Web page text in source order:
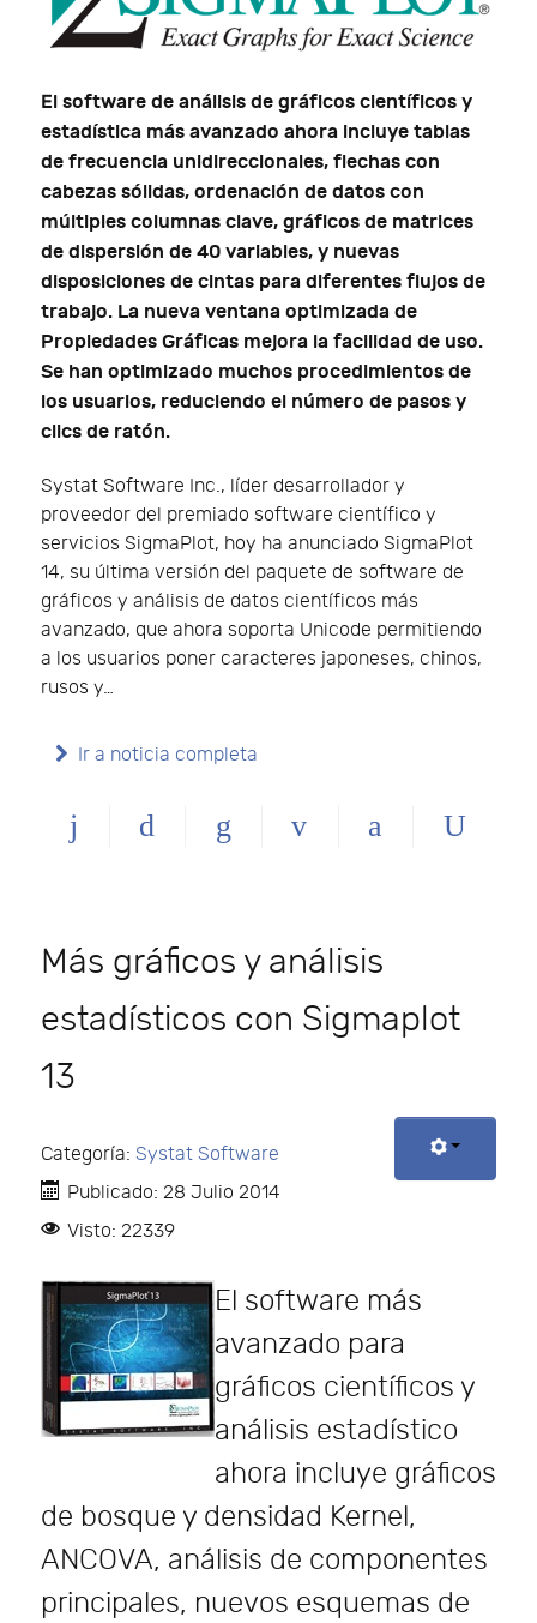
El software de análisis de gráficos científicos y
estadística más avanzado ahora incluye tablas
de frecuencia unidireccionales, flechas con
cabezas sólidas, ordenación de datos con
múltiples columnas clave, gráficos de matrices
de dispersión de 40 variables, y nuevas
disposiciones de cintas para diferentes flujos de
trabajo. La nueva ventana optimizada de
Propiedades Gráficas mejora la facilidad de uso.
Se han optimizado muchos procedimientos de
los usuarios, reduciendo el número de pasos y
clics de ratón.
Systat Software Inc., líder desarrollador y
proveedor del premiado software científico y
servicios SigmaPlot, hoy ha anunciado SigmaPlot
14, su última versión del paquete de software de
gráficos y análisis de datos científicos más
avanzado, que ahora soporta Unicode permitiendo
a los usuarios poner caracteres japoneses, chinos,
rusos y…
Ir a noticia completa
Más gráficos y análisis
estadísticos con Sigmaplot
13
Categoría: Systat Software
Publicado: 28 Julio 2014
Visto: 22339
El software más
avanzado para
gráficos científicos y
análisis estadístico
ahora incluye gráficos
de bosque y densidad Kernel,
ANCOVA, análisis de componentes
principales, nuevos esquemas de